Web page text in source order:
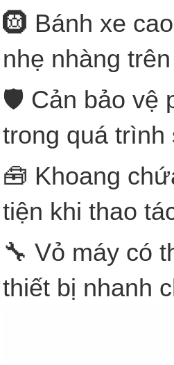
🛞 Bánh xe
nhẹ nhàng
🛡️ Cản bảo vệ
trong quá trình
🧰 Khoang
tiện khi thao
🔧 Vỏ máy có
thiết bị nhanh